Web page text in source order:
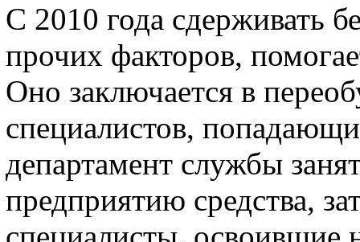
С 2010 года сдерживать
прочих факторов,
Оно заключается в
специалистов,
департамент службы
предприятию средства,